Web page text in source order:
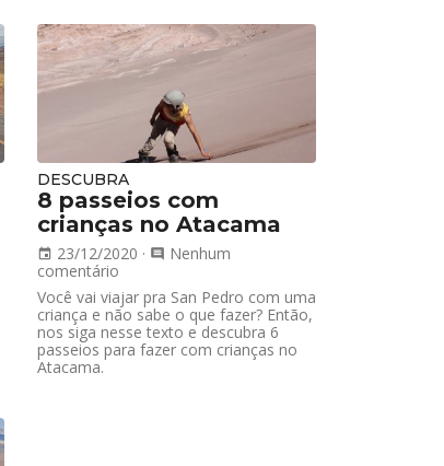
DESCUBRA
8 passeios com
crianças no Atacama
event 23/12/2020 · comment Nenhum
comentário
Você vai viajar pra San Pedro com uma
criança e não sabe o que fazer? Então,
nos siga nesse texto e descubra 6
passeios para fazer com crianças no
Atacama.